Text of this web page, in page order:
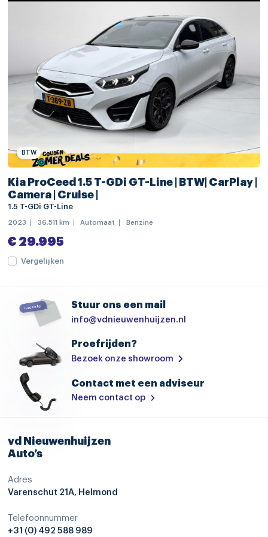
luxe stoffen bekleding
passagiersstoel in hoogte verstelbaar
stuur verstelbaar
stuurwiel multifunctioneel
zwarte glans (piano)lak interieur afwerking
achteruitrij assistent
alarm klasse 1(startblokkering)
Anti Blokkeer Systeem
automatische snelheids begrenzing
bandenspanningscontrolesysteem
bestuurdersairbag
cruise control adaptief en stuurhulp
dodehoekdetectie met correctie
Elektronisch Stabiliteits Programma
grootlichtassistent
hill hold functie
hoofd airbag(s) achter
parkeersensor achter
passagiersairbag
rijstrooksensor met correctie
BTW
Kia ProCeed 1.5 T-GDi GT-Line | BTW| CarPlay |
Camera | Cruise |
1.5 T-GDi GT-Line
2023 36.511 km Automaat Benzine
€ 29.995
Vergelijken
Stuur ons een mail
info@vdnieuwenhuijzen.nl
Proefrijden?
Bezoek onze showroom
Contact met een adviseur
Neem contact op
vd Nieuwenhuijzen
Auto’s
Adres
Varenschut 21A, Helmond
Telefoonnummer
+31 (0) 492 588 989